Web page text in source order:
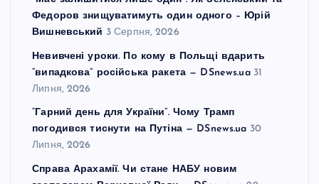
Федоров знищуватимуть один одного – Юрій
Вишневський 3 Серпня, 2026
Невивчені уроки. По кому в Польщі вдарить
“випадкова” російська ракета — DSnews.ua 31
Липня, 2026
“Гарний день для України”. Чому Трамп
погодився тиснути на Путіна — DSnews.ua 30
Липня, 2026
Справа Арахамії. Чи стане НАБУ новим